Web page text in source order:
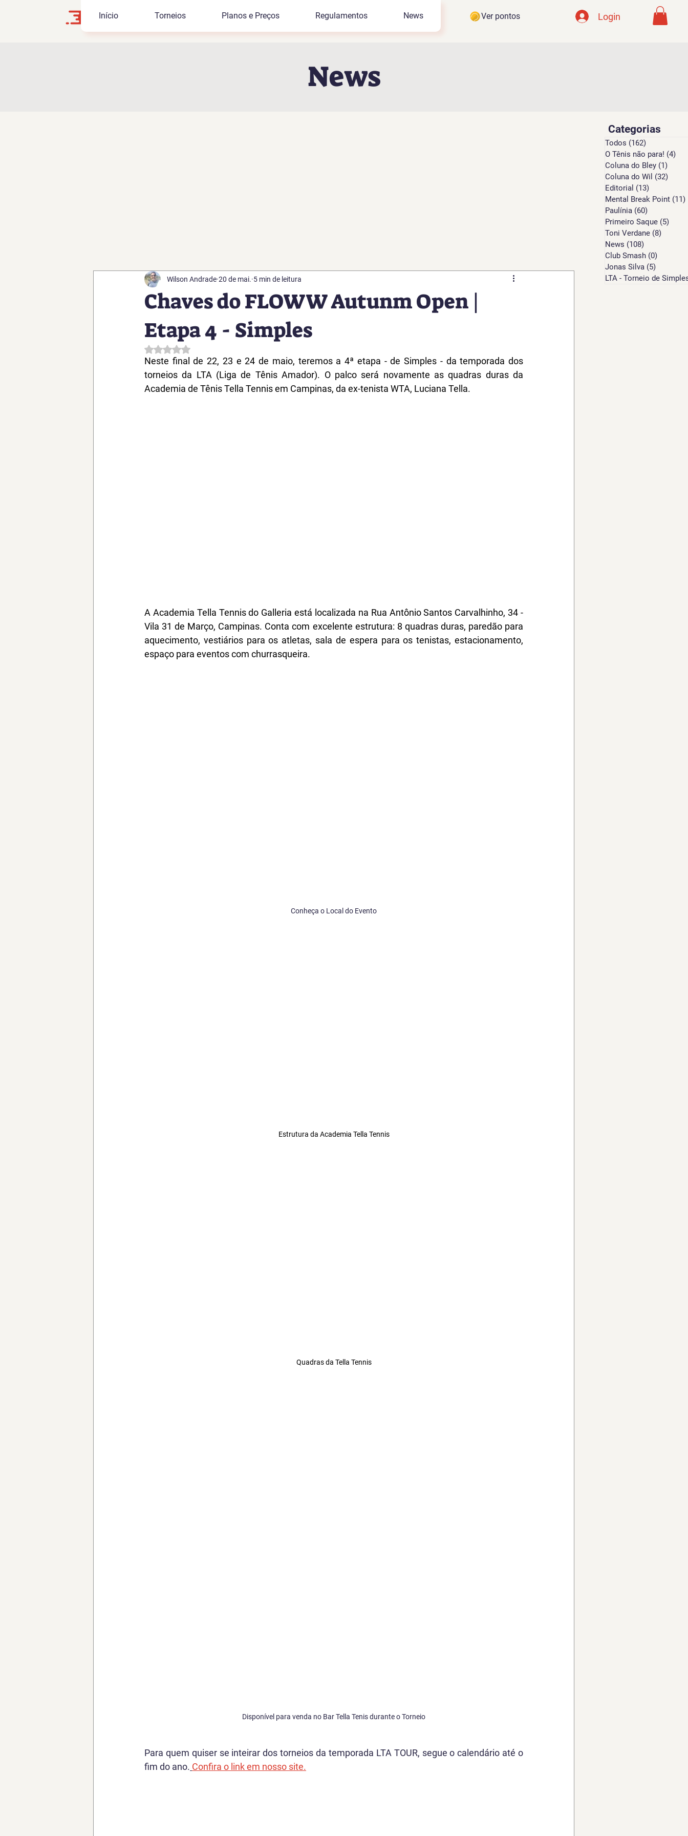
Início Torneios Planos e Preços Regulamentos News Ver pontos Login
News
Chaves do FLOWW Autunm Open |
Etapa 4 - Simples
Wilson Andrade 20 de mai. 5 min de leitura
Avaliado com NaN de 5 estrelas.
Neste final de 22, 23 e 24 de maio, teremos a 4ª etapa - de Simples - da temporada dos
torneios da LTA (Liga de Tênis Amador). O palco será novamente as quadras duras da
Academia de Tênis Tella Tennis em Campinas, da ex-tenista WTA, Luciana Tella.
A Academia Tella Tennis do Galleria está localizada na Rua Antônio Santos Carvalhinho, 34 -
Vila 31 de Março, Campinas. Conta com excelente estrutura: 8 quadras duras, paredão para
aquecimento, vestiários para os atletas, sala de espera para os tenistas, estacionamento,
espaço para eventos com churrasqueira.
Conheça o Local do Evento
Estrutura da Academia Tella Tennis
Quadras da Tella Tennis
Disponível para venda no Bar Tella Tenis durante o Torneio
Para quem quiser se inteirar dos torneios da temporada LTA TOUR, segue o calendário até o
fim do ano. Confira o link em nosso site.
Categorias
Todos (162)
O Tênis não para! (4)
Coluna do Bley (1)
Coluna do Wil (32)
Editorial (13)
Mental Break Point (11)
Paulínia (60)
Primeiro Saque (5)
Toni Verdane (8)
News (108)
Club Smash (0)
Jonas Silva (5)
LTA - Torneio de